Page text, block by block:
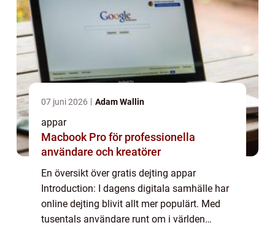
07 juni 2026 Adam Wallin
appar
Macbook Pro för professionella
användare och kreatörer
En översikt över gratis dejting appar
Introduction: I dagens digitala samhälle har
online dejting blivit allt mer populärt. Med
tusentals användare runt om i världen